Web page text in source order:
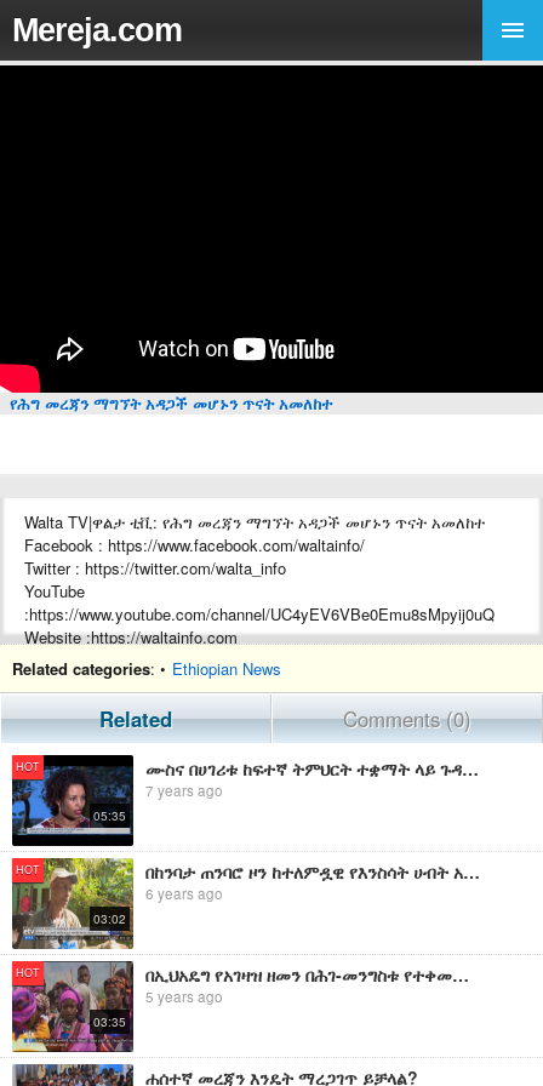
Mereja.com
የሕግ መረጃን ማግኘት አዳጋች መሆኑን ጥናት አመለከተ
Walta TV|ዋልታ ቲቪ: የሕግ መረጃን ማግኘት አዳጋች መሆኑን ጥናት አመለከተ
Facebook : https://www.facebook.com/waltainfo/
Twitter : https://twitter.com/walta_info
YouTube
:https://www.youtube.com/channel/UC4yEV6VBe0Emu8sMpyij0uQ
Website :https://waltainfo.com
#WaltaTV
Related categories: • Ethiopian News
Related Comments (0)
HOT
05:35
ሙስና በሀገሪቱ ከፍተኛ ትምህርት ተቋማት ላይ ጉዳት እያረሰ መሆኑን አንድ ጥናት አመለከተ
7 years ago
HOT
03:02
በከንባታ ጠንባሮ ዞን ከተለምዷዊ የእንስሳት ሀብት አያያዝ ዘዴ መውጣት የጀመሩ አርሶ አደሮች የተሻለ ውጤት ማግኘት እየቻሉ መሆኑን ተናገሩ፡፡
6 years ago
HOT
03:35
በኢህአዴግ የአገዛዝ ዘመን በሕገ-መንግስቱ የተቀመጡ የብሄረሰቦች መብቶችን በተሟላ መንገድ ለመተግበር አዳጋች እንደነበር ተገለፀ
5 years ago
ሐሰተኛ መረጃን እንዴት ማረጋገጥ ይቻላል?